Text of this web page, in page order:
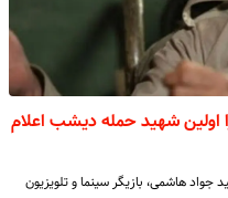
اولین شهید حمله دیشب اعلام
جواد هاشمی، بازیگر سینما و تلویزیون